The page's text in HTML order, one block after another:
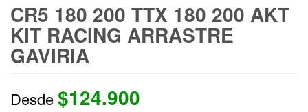
CR5 180 200 TTX 180 200 AKT
KIT RACING ARRASTRE
GAVIRIA
Desde$124.900